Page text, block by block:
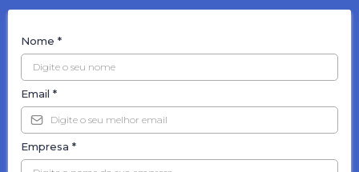
Nome *
Email *
Empresa *